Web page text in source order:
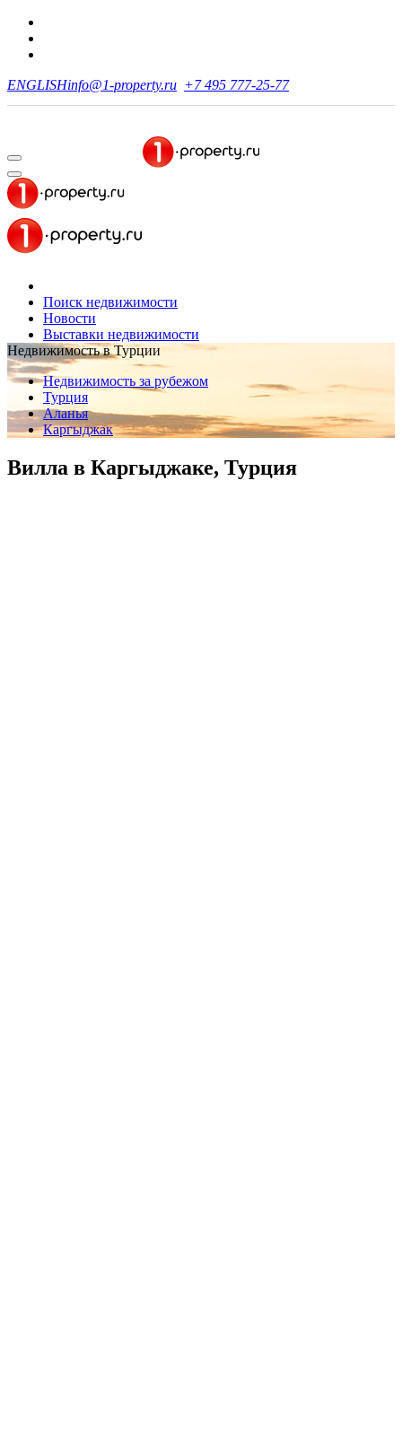
ENGLISHinfo@1-property.ru +7 495 777-25-77
Поиск недвижимости
Новости
Выставки недвижимости
Недвижимость в Турции
Недвижимость за рубежом
Турция
Аланья
Каргыджак
Вилла в Каргыджаке, Турция